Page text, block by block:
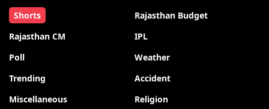
Shorts
Rajasthan Budget
Rajasthan CM
IPL
Poll
Weather
Trending
Accident
Miscellaneous
Religion